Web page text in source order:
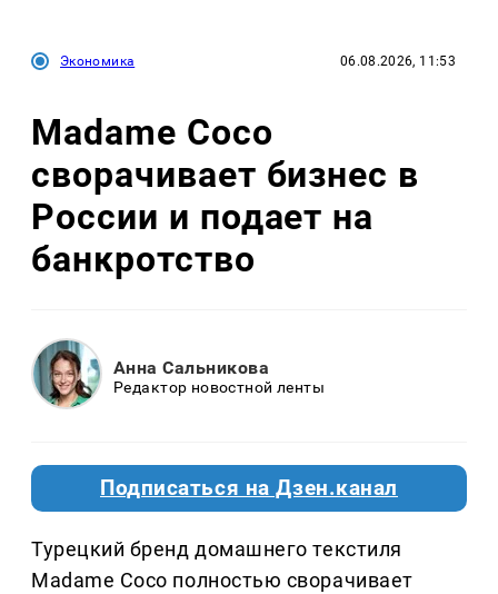
Экономика 06.08.2026, 11:53
Madame Coco
сворачивает бизнес в
России и подает на
банкротство
Анна Сальникова
Редактор новостной ленты
Подписаться на Дзен.канал
Турецкий бренд домашнего текстиля
Madame Coco полностью сворачивает